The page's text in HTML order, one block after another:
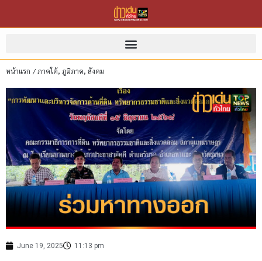
หน้าแรก /ภาคใต้, ภูมิภาค, สังคม
June 19, 2025 11:13 pm